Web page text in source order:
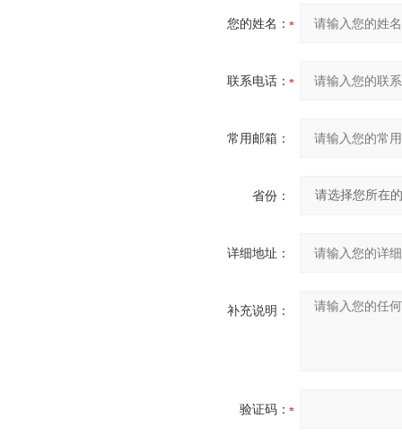
您的姓名：
联系电话：
常用邮箱：
省份：
详细地址：
补充说明：
验证码：